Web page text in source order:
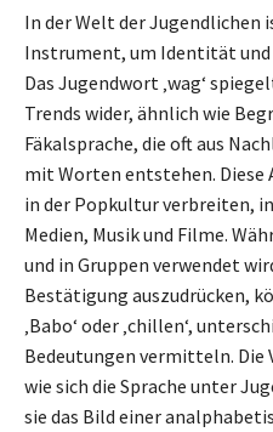
In der Welt der Jugendlichen
Instrument, um Identität
Das Jugendwort ‚wag‘
Trends wider, ähnlich wie
Fäkalsprache, die oft aus
mit Worten entstehen. Diese
in der Popkultur verbreiten,
Medien, Musik und Filme.
und in Gruppen verwendet
Bestätigung auszudrücken,
‚Babo‘ oder ‚chillen‘,
Bedeutungen vermitteln. Die
wie sich die Sprache unter
sie das Bild einer